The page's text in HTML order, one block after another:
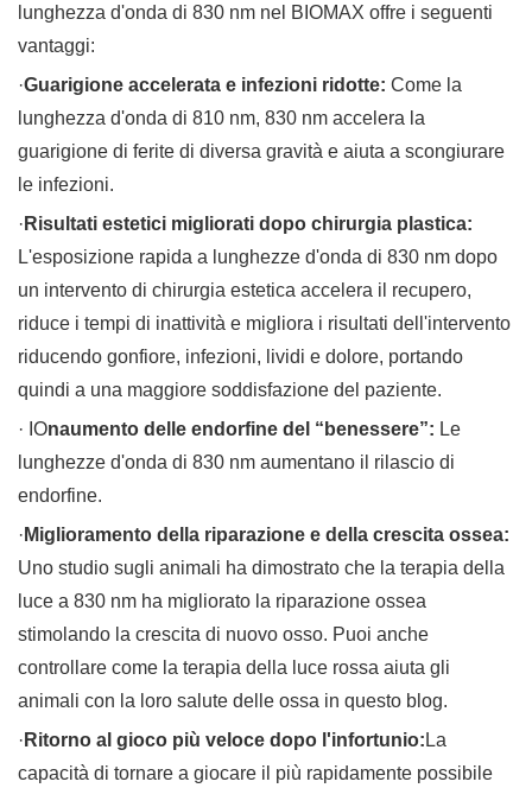
lunghezza d'onda di 830 nm nel BIOMAX offre i seguenti
vantaggi:
·Guarigione accelerata e infezioni ridotte: Come la
lunghezza d'onda di 810 nm, 830 nm accelera la
guarigione di ferite di diversa gravità e aiuta a scongiurare
le infezioni.
· Risultati estetici migliorati dopo chirurgia plastica:
L'esposizione rapida a lunghezze d'onda di 830 nm dopo
un intervento di chirurgia estetica accelera il recupero,
riduce i tempi di inattività e migliora i risultati dell'intervento
riducendo gonfiore, infezioni, lividi e dolore, portando
quindi a una maggiore soddisfazione del paziente.
· IOnaumento delle endorfine del “benessere”: Le
lunghezze d'onda di 830 nm aumentano il rilascio di
endorfine.
· Miglioramento della riparazione e della crescita ossea:
Uno studio sugli animali ha dimostrato che la terapia della
luce a 830 nm ha migliorato la riparazione ossea
stimolando la crescita di nuovo osso. Puoi anche
controllare come la terapia della luce rossa aiuta gli
animali con la loro salute delle ossa in questo blog.
· Ritorno al gioco più veloce dopo l'infortunio: La
capacità di tornare a giocare il più rapidamente possibile